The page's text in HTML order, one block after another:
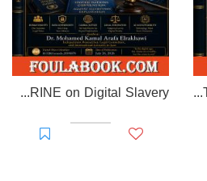
EL RAKHAWI MIND on the Doctrine of Simulation and Sham Transactions in Civil Law
EL-RAKHAWI DOCTRINE on Digital Slavery